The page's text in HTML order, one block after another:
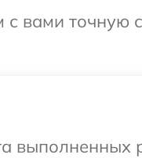
вами точную